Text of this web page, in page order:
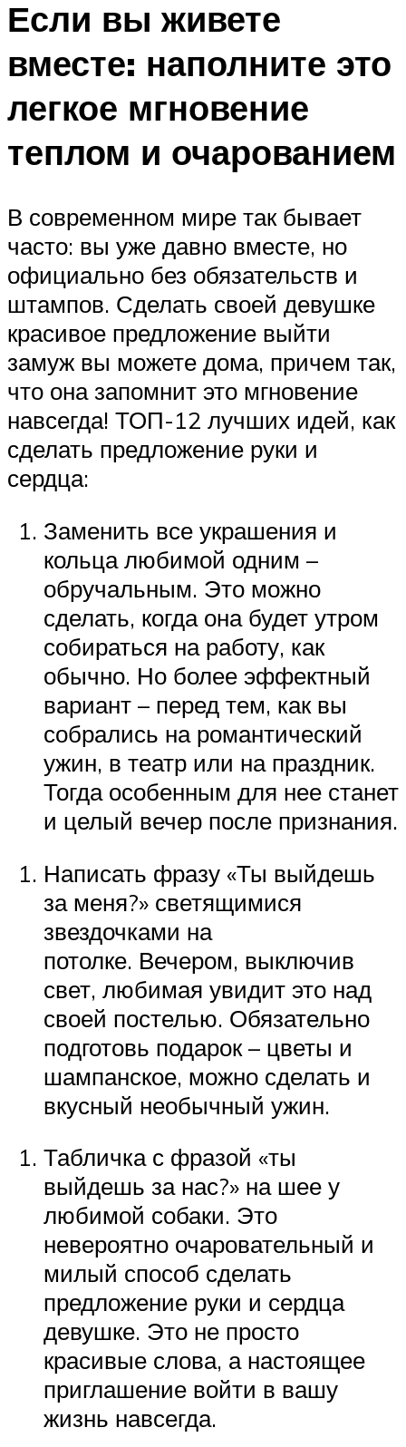
Если вы живете
вместе: наполните это
легкое мгновение
теплом и очарованием
В современном мире так бывает
часто: вы уже давно вместе, но
официально без обязательств и
штампов. Сделать своей девушке
красивое предложение выйти
замуж вы можете дома, причем так,
что она запомнит это мгновение
навсегда! ТОП-12 лучших идей, как
сделать предложение руки и
сердца:
Заменить все украшения и
кольца любимой одним –
обручальным. Это можно
сделать, когда она будет утром
собираться на работу, как
обычно. Но более эффектный
вариант – перед тем, как вы
собрались на романтический
ужин, в театр или на праздник.
Тогда особенным для нее станет
и целый вечер после признания.
Написать фразу «Ты выйдешь
за меня?» светящимися
звездочками на
потолке. Вечером, выключив
свет, любимая увидит это над
своей постелью. Обязательно
подготовь подарок – цветы и
шампанское, можно сделать и
вкусный необычный ужин.
Табличка с фразой «ты
выйдешь за нас?» на шее у
любимой собаки. Это
невероятно очаровательный и
милый способ сделать
предложение руки и сердца
девушке. Это не просто
красивые слова, а настоящее
приглашение войти в вашу
жизнь навсегда.